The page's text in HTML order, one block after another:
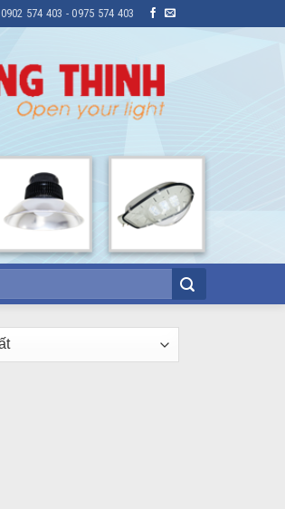
0902 574 403 - 0975 574 403